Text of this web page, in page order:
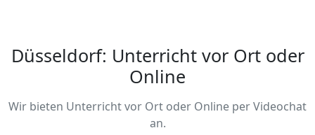
Düsseldorf: Unterricht vor Ort oder
Online
Wir bieten Unterricht vor Ort oder Online per Videochat
an.